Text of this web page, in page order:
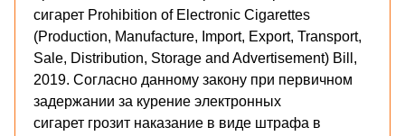
сигарет Prohibition of Electronic Cigarettes
(Production, Manufacture, Import, Export, Transport,
Sale, Distribution, Storage and Advertisement) Bill,
2019. Согласно данному закону при первичном
задержании за курение электронных
сигарет грозит наказание в виде штрафа в